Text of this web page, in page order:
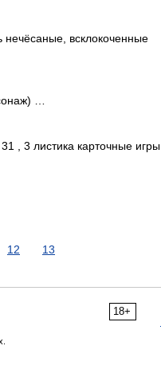
нечёсаные, всклокоченные
…
, 3 листика карточные игры
12 13
18+